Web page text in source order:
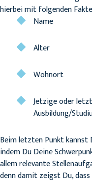
hierbei mit folgenden
Name
Alter
Wohnort
Jetzige oder
Ausbildung/
Beim letzten Punkt kannst
indem Du Deine
allem relevante
denn damit zeigst Du,